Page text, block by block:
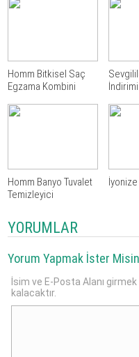
Homm Bitkisel Saç
Egzama Kombini
İndirimi
Homm Banyo Tuvalet
Temizleyici
YORUMLAR
Yorum Yapmak İster
İsim ve E-Posta Alanı
kalacaktır.